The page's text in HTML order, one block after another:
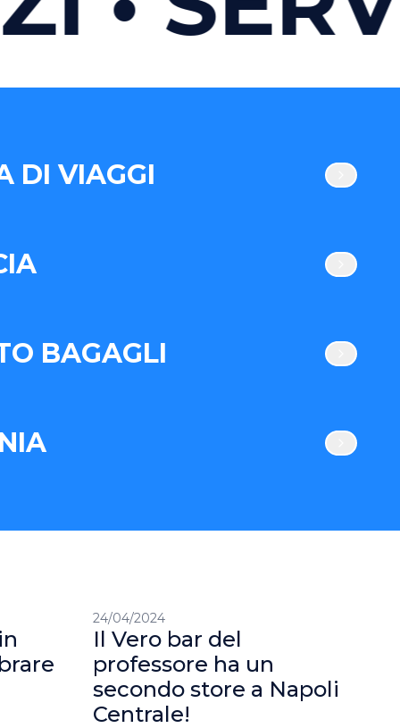
DI VIAGGI
BAGAGLI
24/04/2024
Il Vero bar del
professore ha un
secondo store a Napoli
Centrale!